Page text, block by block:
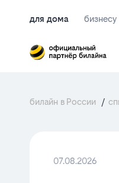
для дома бизнесу
билайн в России /
07.08.2026